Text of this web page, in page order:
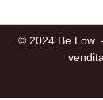
© 2024 Be Low